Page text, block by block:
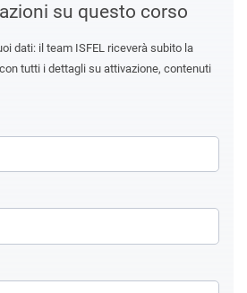
su questo corso
dati: il team ISFEL riceverà subito la
tutti i dettagli su attivazione, contenuti